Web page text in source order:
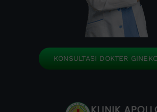
KONSULTASI DOKTER